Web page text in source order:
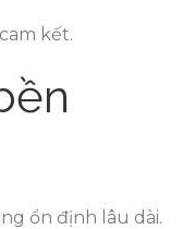
kết.
ổn định lâu dài.